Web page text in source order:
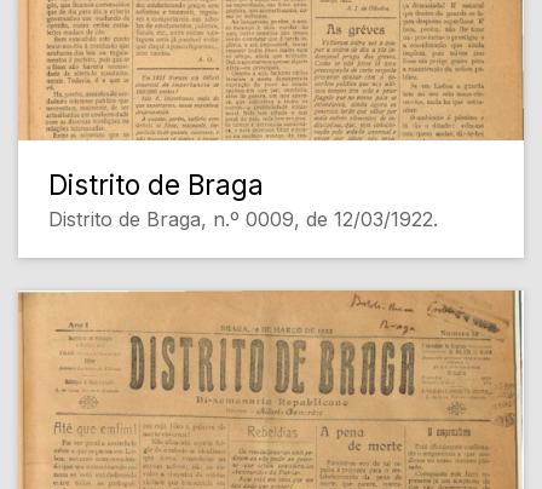
Distrito de Braga
Distrito de Braga, n.º 0009, de 12/03/1922.